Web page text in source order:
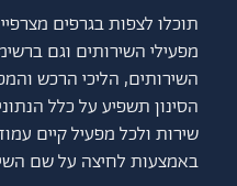
תוכלו לצפות בגרפים
מפעילי השירותים וגם
השירותים, הליכי הרכש
הסינון תשפיע על כלל
שירות ולכל מפעיל קיים
באמצעות לחיצה על שם